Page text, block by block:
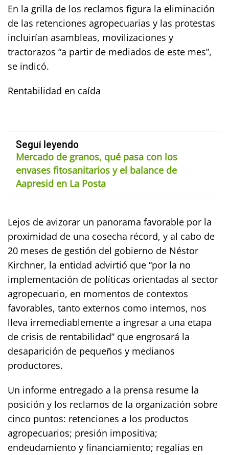
En la grilla de los reclamos figura la eliminación
de las retenciones agropecuarias y las protestas
incluirían asambleas, movilizaciones y
tractorazos “a partir de mediados de este mes”,
se indicó.
Rentabilidad en caída
Seguí leyendo
Mercado de granos, qué pasa con los
envases fitosanitarios y el balance de
Aapresid en La Posta
Lejos de avizorar un panorama favorable por la
proximidad de una cosecha récord, y al cabo de
20 meses de gestión del gobierno de Néstor
Kirchner, la entidad advirtió que “por la no
implementación de políticas orientadas al sector
agropecuario, en momentos de contextos
favorables, tanto externos como internos, nos
lleva irremediablemente a ingresar a una etapa
de crisis de rentabilidad” que engrosará la
desaparición de pequeños y medianos
productores.
Un informe entregado a la prensa resume la
posición y los reclamos de la organización sobre
cinco puntos: retenciones a los productos
agropecuarios; presión impositiva;
endeudamiento y financiamiento; regalías en